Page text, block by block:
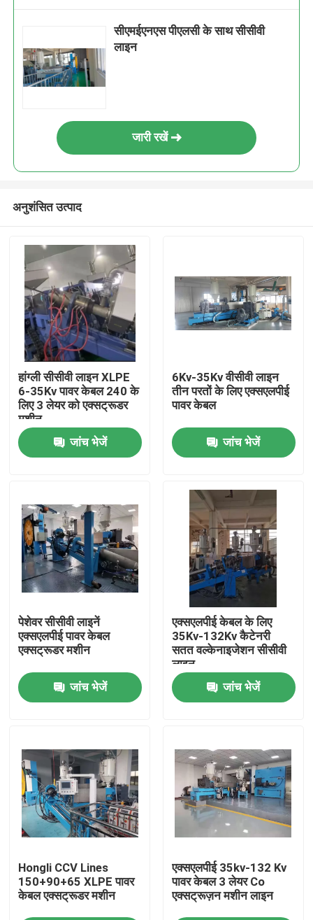
घर
उत्पाद
हमारे बारे में
कारखाने का दौरा
हमसे संपर्क करें
एक उद्धरण का अनुरोध करें
केबल एक्सट्रूडर मशीन
सीएमईएनएस पीएलसी के साथ सीसीवी
लाइन
जारी रखें
अनुशंसित उत्पाद
हांग्ली सीसीवी लाइन XLPE
6-35Kv पावर केबल 240 के
लिए 3 लेयर को एक्सट्रूडर
मशीन
जांच भेजें
6Kv-35Kv वीसीवी लाइन
तीन परतों के लिए एक्सएलपीई
पावर केबल
जांच भेजें
पेशेवर सीसीवी लाइनें
एक्सएलपीई पावर केबल
एक्सट्रूडर मशीन
जांच भेजें
एक्सएलपीई केबल के लिए
35Kv-132Kv कैटेनरी
सतत वल्केनाइजेशन सीसीवी
लाइन
जांच भेजें
Hongli CCV Lines
150+90+65 XLPE पावर
केबल एक्सट्रूडर मशीन
एक्सएलपीई 35kv-132 Kv
पावर केबल 3 लेयर Co
एक्सट्रूज़न मशीन लाइन